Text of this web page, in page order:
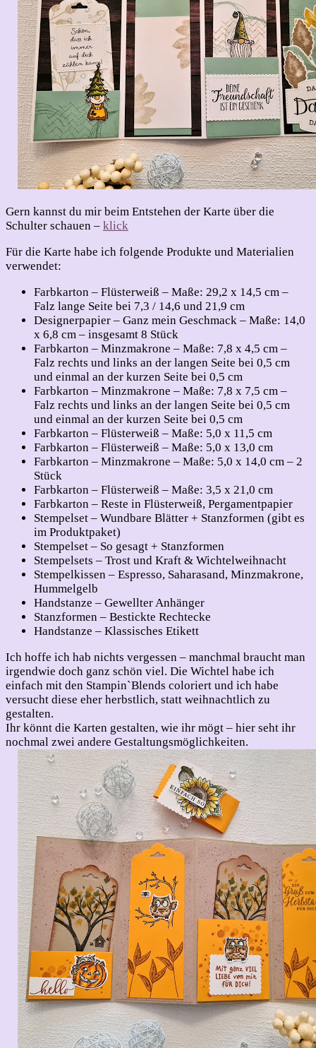
Gern kannst du mir beim Entstehen der Karte über die
Schulter schauen – klick
Für die Karte habe ich folgende Produkte und Materialien
verwendet:
Farbkarton – Flüsterweiß – Maße: 29,2 x 14,5 cm –
Falz lange Seite bei 7,3 / 14,6 und 21,9 cm
Designerpapier – Ganz mein Geschmack – Maße: 14,0
x 6,8 cm – insgesamt 8 Stück
Farbkarton – Minzmakrone – Maße: 7,8 x 4,5 cm –
Falz rechts und links an der langen Seite bei 0,5 cm
und einmal an der kurzen Seite bei 0,5 cm
Farbkarton – Minzmakrone – Maße: 7,8 x 7,5 cm –
Falz rechts und links an der langen Seite bei 0,5 cm
und einmal an der kurzen Seite bei 0,5 cm
Farbkarton – Flüsterweiß – Maße: 5,0 x 11,5 cm
Farbkarton – Flüsterweiß – Maße: 5,0 x 13,0 cm
Farbkarton – Minzmakrone – Maße: 5,0 x 14,0 cm – 2
Stück
Farbkarton – Flüsterweiß – Maße: 3,5 x 21,0 cm
Farbkarton – Reste in Flüsterweiß, Pergamentpapier
Stempelset – Wundbare Blätter + Stanzformen (gibt es
im Produktpaket)
Stempelset – So gesagt + Stanzformen
Stempelsets – Trost und Kraft & Wichtelweihnacht
Stempelkissen – Espresso, Saharasand, Minzmakrone,
Hummelgelb
Handstanze – Gewellter Anhänger
Stanzformen – Bestickte Rechtecke
Handstanze – Klassisches Etikett
Ich hoffe ich hab nichts vergessen – manchmal braucht man
irgendwie doch ganz schön viel. Die Wichtel habe ich
einfach mit den Stampin`Blends coloriert und ich habe
versucht diese eher herbstlich, statt weihnachtlich zu
gestalten.
Ihr könnt die Karten gestalten, wie ihr mögt – hier seht ihr
nochmal zwei andere Gestaltungsmöglichkeiten.